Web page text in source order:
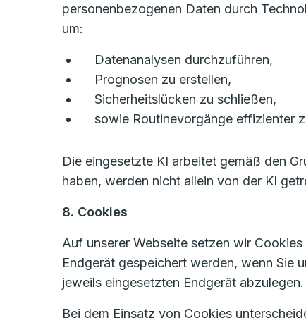
personenbezogenen Daten durch
um:
Datenanalysen durchzuführen,
Prognosen zu erstellen,
Sicherheitslücken zu schließen,
sowie Routinevorgänge effizienter
Die eingesetzte KI arbeitet gemäß den
haben, werden nicht allein von der KI
8. Cookies
Auf unserer Webseite setzen wir
Endgerät gespeichert werden, wenn Sie
jeweils eingesetzten Endgerät abzulegen.
Bei dem Einsatz von Cookies